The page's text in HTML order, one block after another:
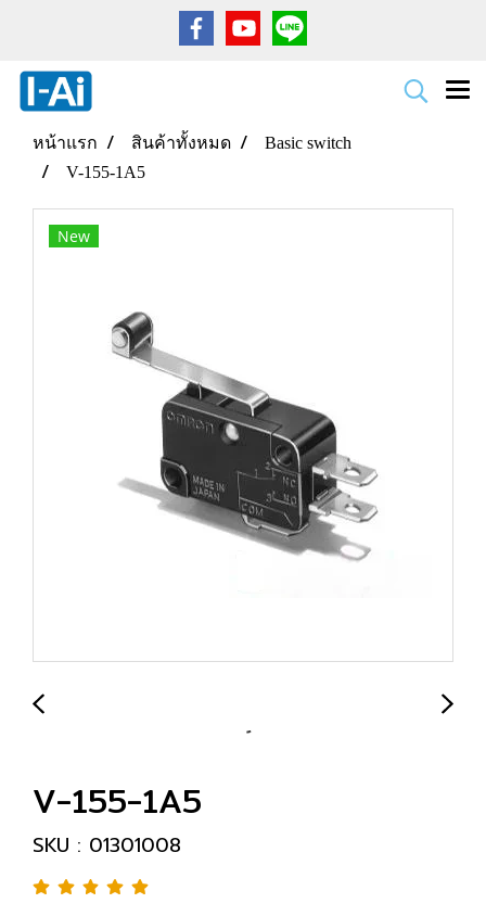
หน้าแรก สินค้าทั้งหมด
Basic switch
V-155-1A5
New
V-155-1A5
SKU : 01301008